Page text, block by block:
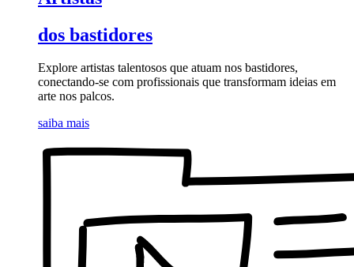
dos bastidores
Explore artistas talentosos que atuam nos bastidores,
conectando-se com profissionais que transformam ideias em
arte nos palcos.
saiba mais